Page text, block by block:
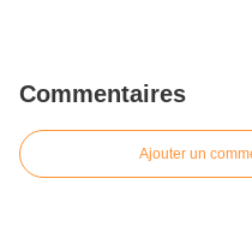
Commentaires
Ajouter un